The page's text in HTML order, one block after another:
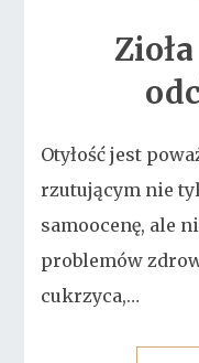
Otyłość jest
rzutującym nie
samoocenę, ale
problemów
cukrzyca,…